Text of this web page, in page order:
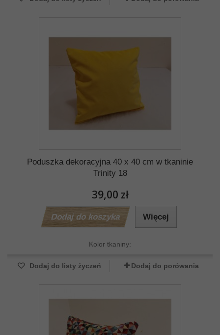
Poduszka dekoracyjna 40 x 40 cm w tkaninie
Trinity 18
39,00 zł
Dodaj do koszyka Więcej
Kolor tkaniny:
Dodaj do listy życzeń Dodaj do porówania